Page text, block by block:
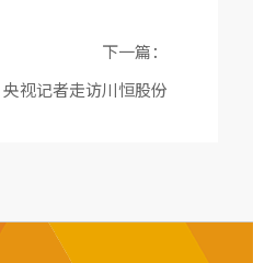
下一篇：
视记者走访川恒股份